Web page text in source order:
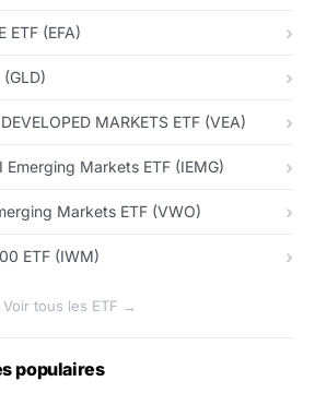
ETF (EFA)
(GLD)
MARKETS ETF (VEA)
Emerging Markets ETF (IEMG)
Markets ETF (VWO)
ETF (IWM)
Voir tous les ETF →
populaires